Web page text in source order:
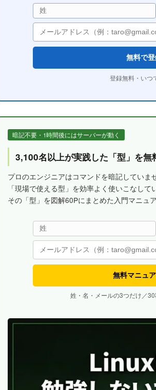
無料で
登録無料・いつ
暗記不要・1時間後にはサーバーが動く
3,100名以上が実践した「型」を無
プロのエンジニアはコマンドを暗記していま
「現場で使える型」を効率よく使いこなして
その「型」を図解60Pにまとめた入門マニュ
無料マニュ
姓・名・メールの3つだけ／